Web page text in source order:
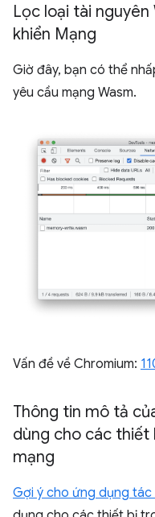
Lọc loại tài
khiển Mạng
Giờ đây, bạn có thể
yêu cầu mạng Wasm.
Vấn đề về Chromium:
Thông tin mô tả
dùng cho các
mạng
Gợi ý cho ứng dụng